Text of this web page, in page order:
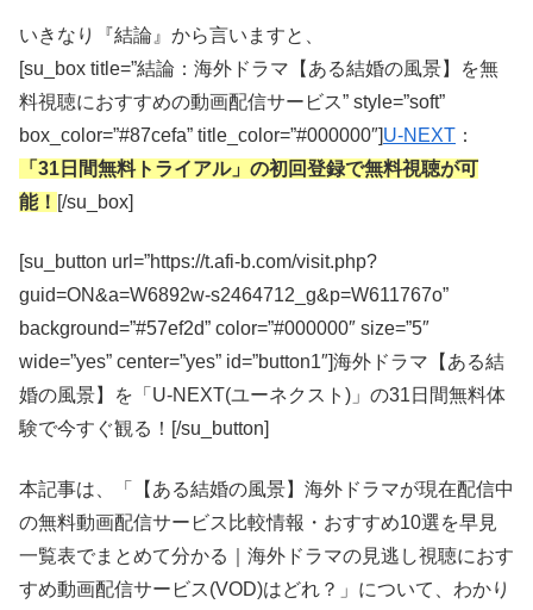
いきなり『結論』から言いますと、
[su_box title=”結論：海外ドラマ【ある結婚の風景】を無
料視聴におすすめの動画配信サービス” style=”soft”
box_color=”#87cefa” title_color=”#000000″]U-NEXT ：
「31日間無料トライアル」の初回登録で無料視聴が可
能！ [/su_box]
[su_button url=”https://t.afi-b.com/visit.php?
guid=ON&a=W6892w-s2464712_g&p=W611767o”
background=”#57ef2d” color=”#000000″ size=”5″
wide=”yes” center=”yes” id=”button1″]海外ドラマ【ある結
婚の風景】を「U-NEXT(ユーネクスト)」の31日間無料体
験で今すぐ観る！[/su_button]
本記事は、「【ある結婚の風景】海外ドラマが現在配信中
の無料動画配信サービス比較情報・おすすめ10選を早見
一覧表でまとめて分かる｜海外ドラマの見逃し視聴におす
すめ動画配信サービス(VOD)はどれ？」について、わかり